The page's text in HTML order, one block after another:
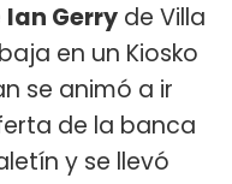
Ian Gerry de Villa
en un Kiosko
se animó a ir
de la banca
y se llevó